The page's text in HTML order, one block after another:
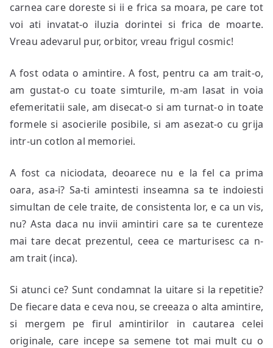
carnea care doreste si ii e frica sa moara, pe care tot
voi ati invatat-o iluzia dorintei si frica de moarte.
Vreau adevarul pur, orbitor, vreau frigul cosmic!
A fost odata o amintire. A fost, pentru ca am trait-o,
am gustat-o cu toate simturile, m-am lasat in voia
efemeritatii sale, am disecat-o si am turnat-o in toate
formele si asocierile posibile, si am asezat-o cu grija
intr-un cotlon al memoriei.
A fost ca niciodata, deoarece nu e la fel ca prima
oara, asa-i? Sa-ti amintesti inseamna sa te indoiesti
simultan de cele traite, de consistenta lor, e ca un vis,
nu? Asta daca nu invii amintiri care sa te curenteze
mai tare decat prezentul, ceea ce marturisesc ca n-
am trait (inca).
Si atunci ce? Sunt condamnat la uitare si la repetitie?
De fiecare data e ceva nou, se creeaza o alta amintire,
si mergem pe firul amintirilor in cautarea celei
originale, care incepe sa semene tot mai mult cu o